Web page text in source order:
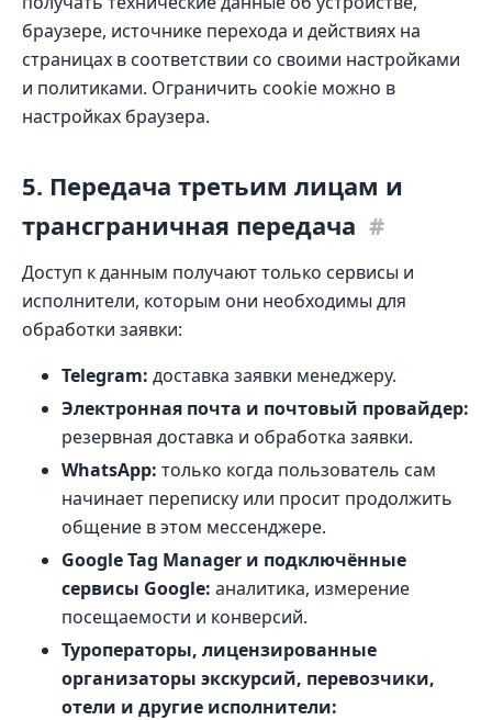
браузере, источнике перехода и действиях на
страницах в соответствии со своими настройками
и политиками. Ограничить cookie можно в
настройках браузера.
5. Передача третьим лицам и
трансграничная передача #
Доступ к данным получают только сервисы и
исполнители, которым они необходимы для
обработки заявки:
Telegram: доставка заявки менеджеру.
Электронная почта и почтовый провайдер:
резервная доставка и обработка заявки.
WhatsApp: только когда пользователь сам
начинает переписку или просит продолжить
общение в этом мессенджере.
Google Tag Manager и подключённые
сервисы Google: аналитика, измерение
посещаемости и конверсий.
Туроператоры, лицензированные
организаторы экскурсий, перевозчики,
отели и другие исполнители: